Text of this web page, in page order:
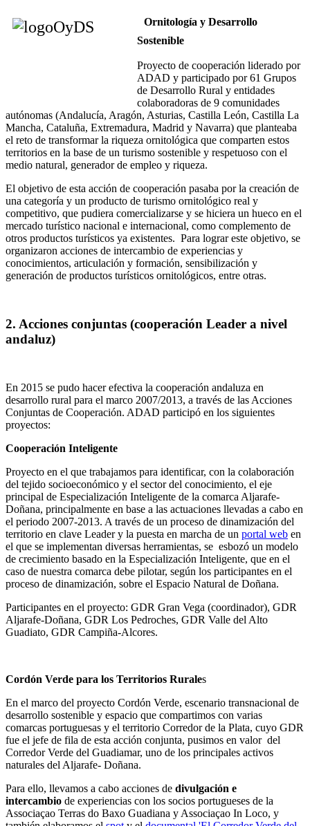
Ornitología y Desarrollo
Sostenible
Proyecto de cooperación liderado por
ADAD y participado por 61 Grupos
de Desarrollo Rural y entidades
colaboradoras de 9 comunidades
autónomas (Andalucía, Aragón, Asturias, Castilla León, Castilla La
Mancha, Cataluña, Extremadura, Madrid y Navarra) que planteaba
el reto de transformar la riqueza ornitológica que comparten estos
territorios en la base de un turismo sostenible y respetuoso con el
medio natural, generador de empleo y riqueza.
El objetivo de esta acción de cooperación pasaba por la creación de
una categoría y un producto de turismo ornitológico real y
competitivo, que pudiera comercializarse y se hiciera un hueco en el
mercado turístico nacional e internacional, como complemento de
otros productos turísticos ya existentes. Para lograr este objetivo, se
organizaron acciones de intercambio de experiencias y
conocimientos, articulación y formación, sensibilización y
generación de productos turísticos ornitológicos, entre otras.
2. Acciones conjuntas (cooperación Leader a nivel
andaluz)
En 2015 se pudo hacer efectiva la cooperación andaluza en
desarrollo rural para el marco 2007/2013, a través de las Acciones
Conjuntas de Cooperación. ADAD participó en los siguientes
proyectos:
Cooperación Inteligente
Proyecto en el que trabajamos para identificar, con la colaboración
del tejido socioeconómico y el sector del conocimiento, el eje
principal de Especialización Inteligente de la comarca Aljarafe-
Doñana, principalmente en base a las actuaciones llevadas a cabo en
el periodo 2007-2013. A través de un proceso de dinamización del
territorio en clave Leader y la puesta en marcha de un portal web en
el que se implementan diversas herramientas, se esbozó un modelo
de crecimiento basado en la Especialización Inteligente, que en el
caso de nuestra comarca debe pilotar, según los participantes en el
proceso de dinamización, sobre el Espacio Natural de Doñana.
Participantes en el proyecto: GDR Gran Vega (coordinador), GDR
Aljarafe-Doñana, GDR Los Pedroches, GDR Valle del Alto
Guadiato, GDR Campiña-Alcores.
Cordón Verde para los Territorios Rurales
En el marco del proyecto Cordón Verde, escenario transnacional de
desarrollo sostenible y espacio que compartimos con varias
comarcas portuguesas y el territorio Corredor de la Plata, cuyo GDR
fue el jefe de fila de esta acción conjunta, pusimos en valor del
Corredor Verde del Guadiamar, uno de los principales activos
naturales del Aljarafe- Doñana.
Para ello, llevamos a cabo acciones de divulgación e
intercambio de experiencias con los socios portugueses de la
Associaçao Terras do Baxo Guadiana y Associaçao In Loco, y